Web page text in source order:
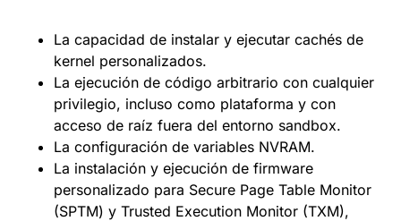
La capacidad de instalar y ejecutar cachés de
kernel personalizados.
La ejecución de código arbitrario con cualquier
privilegio, incluso como plataforma y con
acceso de raíz fuera del entorno sandbox.
La configuración de variables NVRAM.
La instalación y ejecución de firmware
personalizado para Secure Page Table Monitor
(SPTM) y Trusted Execution Monitor (TXM),